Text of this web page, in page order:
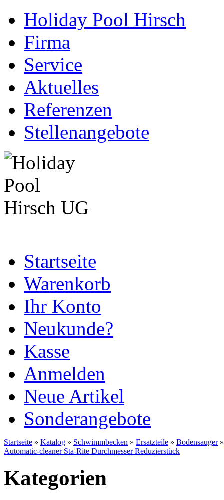
Holiday Pool Hirsch
Firma
Service
Aktuelles
Referenzen
Stellenangebote
Startseite
Warenkorb
Ihr Konto
Neukunde?
Kasse
Anmelden
Neue Artikel
Sonderangebote
Startseite » Katalog » Schwimmbecken » Ersatzteile » Bodensauger
Automatic-cleaner Sta-Rite Durchmesser Reduzierstück
Kategorien